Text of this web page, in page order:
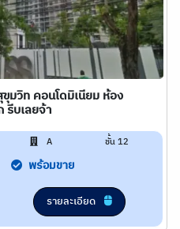
มวิท คอนโดมิเนียม ห้อง
รีบเลยจ้า
A ชั้น 12
พร้อมขาย
รายละเอียด